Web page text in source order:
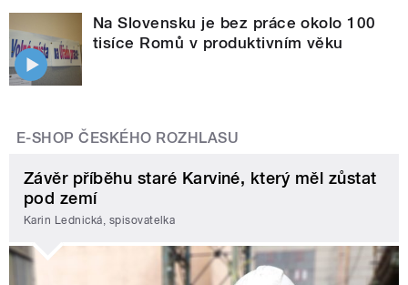
Na Slovensku je bez práce okolo 100
tisíce Romů v produktivním věku
E-SHOP ČESKÉHO ROZHLASU
Závěr příběhu staré Karviné, který měl zůstat
pod zemí
Karin Lednická, spisovatelka